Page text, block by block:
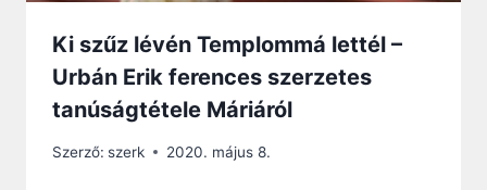
Ki szűz lévén Templommá lettél –
Urbán Erik ferences szerzetes
tanúságtétele Máriáról
Szerző: szerk 2020. május 8.